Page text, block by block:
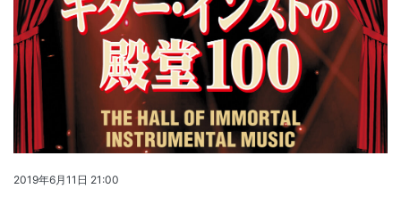
2019年6月11日 21:00